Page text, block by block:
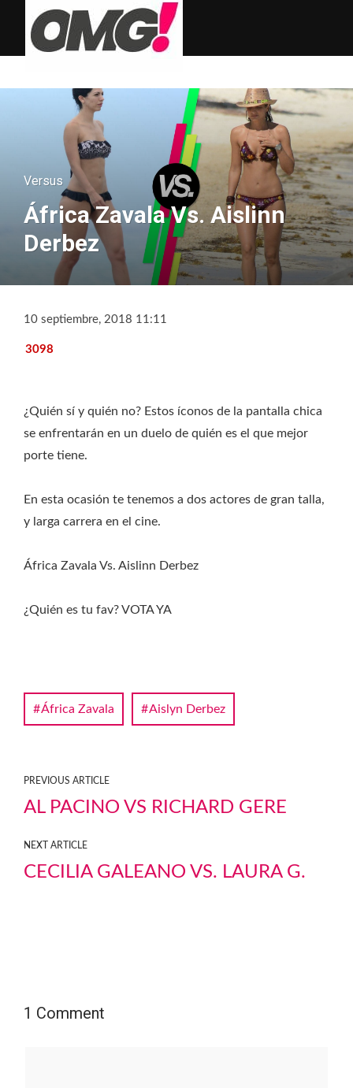
Versus
África Zavala Vs. Aislinn
Derbez
10 septiembre, 2018 11:11
3098
¿Quién sí y quién no? Estos íconos de la pantalla chica
se enfrentarán en un duelo de quién es el que mejor
porte tiene.
En esta ocasión te tenemos a dos actores de gran talla,
y larga carrera en el cine.
África Zavala Vs. Aislinn Derbez
¿Quién es tu fav? VOTA YA
África Zavala Aislyn Derbez
PREVIOUS ARTICLE
AL PACINO VS RICHARD GERE
NEXT ARTICLE
CECILIA GALEANO VS. LAURA G.
1 Comment